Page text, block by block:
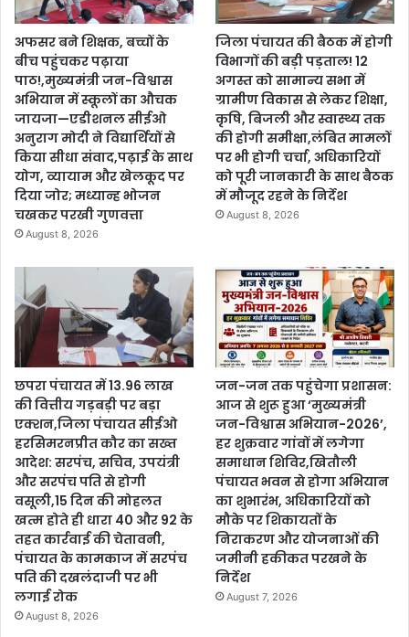
अफसर बने शिक्षक, बच्चों के
बीच पहुंचकर पढ़ाया
पाठ!,मुख्यमंत्री जन-विश्वास
अभियान में स्कूलों का औचक
जायजा—एडीशनल सीईओ
अनुराग मोदी ने विद्यार्थियों से
किया सीधा संवाद,पढ़ाई के साथ
योग, व्यायाम और खेलकूद पर
दिया जोर; मध्यान्ह भोजन
चखकर परखी गुणवत्ता
August 8, 2026
जिला पंचायत की बैठक में होगी
विभागों की बड़ी पड़ताल! 12
अगस्त को सामान्य सभा में
ग्रामीण विकास से लेकर शिक्षा,
कृषि, बिजली और स्वास्थ्य तक
की होगी समीक्षा,लंबित मामलों
पर भी होगी चर्चा, अधिकारियों
को पूरी जानकारी के साथ बैठक
में मौजूद रहने के निर्देश
August 8, 2026
छपरा पंचायत में 13.96 लाख
की वित्तीय गड़बड़ी पर बड़ा
एक्शन,जिला पंचायत सीईओ
हरसिमरनप्रीत कौर का सख्त
आदेश: सरपंच, सचिव, उपयंत्री
और सरपंच पति से होगी
वसूली,15 दिन की मोहलत
खत्म होते ही धारा 40 और 92 के
तहत कार्रवाई की चेतावनी,
पंचायत के कामकाज में सरपंच
पति की दखलंदाजी पर भी
लगाई रोक
August 8, 2026
जन-जन तक पहुंचेगा प्रशासन:
आज से शुरू हुआ ‘मुख्यमंत्री
जन-विश्वास अभियान-2026’,
हर शुक्रवार गांवों में लगेगा
समाधान शिविर,खितौली
पंचायत भवन से होगा अभियान
का शुभारंभ, अधिकारियों को
मौके पर शिकायतों के
निराकरण और योजनाओं की
जमीनी हकीकत परखने के
निर्देश
August 7, 2026